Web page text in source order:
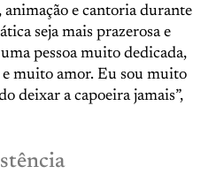
animação e cantoria durante
seja mais prazerosa e
pessoa muito dedicada,
muito amor. Eu sou muito
deixar a capoeira jamais”,